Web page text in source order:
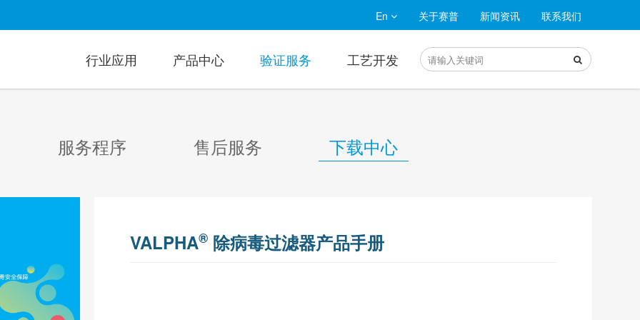
En 关于赛普 新闻资讯 联系我们
行业应用 产品中心 验证服务 工艺开发
服务程序 售后服务 下载中心
VALPHA®除病毒过滤器产品手册